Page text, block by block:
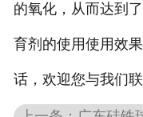
的氧化，从而达到
育剂的使用使用效
话，欢迎您与我们联